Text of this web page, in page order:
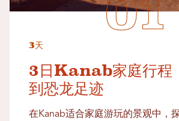
3天
3日Kanab家庭行程
到恐龙足迹
在Kanab适合家庭游玩的景观中，